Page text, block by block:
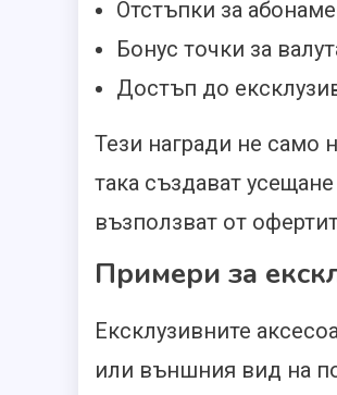
Отстъпки за
Бонус точки за
Достъп до
Тези награди не само
така създават
възползват от
Примери за
Ексклузивните
или външния вид на